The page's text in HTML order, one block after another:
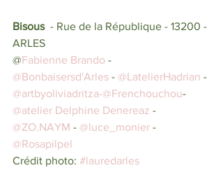
Bisous - Rue de la République - 13200 -
ARLES
@Fabienne Brando -
@Bonbaisersd'Arles - @L atelierHadrian -
@artbyoliviadritza-@Frenchouchou-
@atelier Delphine Denereaz -
@ZO.NAYM - @luce_monier -
@Rosapilpel
Crédit photo: #lauredarles